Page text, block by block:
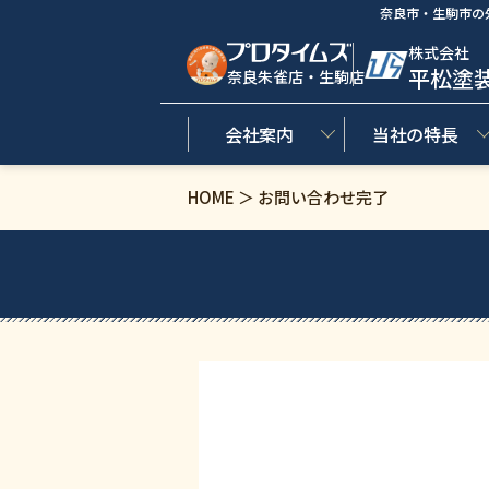
奈良市・生駒市
奈良朱雀店・生駒店
株式会社
平松塗
会社案内 当社の特長
HOME ＞ お問い合わせ完了